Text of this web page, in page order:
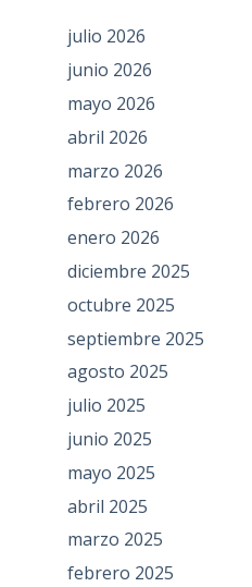
julio 2026
junio 2026
mayo 2026
abril 2026
marzo 2026
febrero 2026
enero 2026
diciembre 2025
octubre 2025
septiembre 2025
agosto 2025
julio 2025
junio 2025
mayo 2025
abril 2025
marzo 2025
febrero 2025